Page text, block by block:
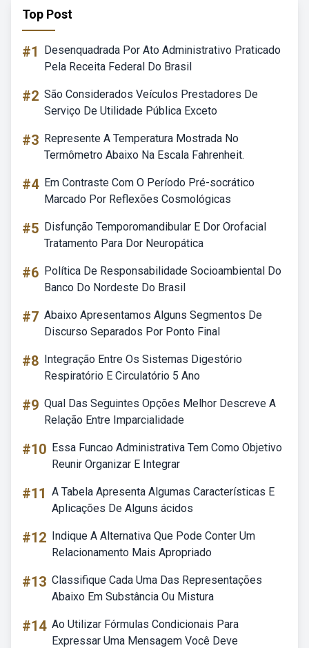
Top Post
#1
Desenquadrada Por Ato Administrativo Praticado
Pela Receita Federal Do Brasil
#2 São Considerados Veículos Prestadores De
Serviço De Utilidade Pública Exceto
#3 Represente A Temperatura Mostrada No
Termômetro Abaixo Na Escala Fahrenheit.
#4 Em Contraste Com O Período Pré-socrático
Marcado Por Reflexões Cosmológicas
#5 Disfunção Temporomandibular E Dor Orofacial
Tratamento Para Dor Neuropática
#6 Política De Responsabilidade Socioambiental Do
Banco Do Nordeste Do Brasil
#7 Abaixo Apresentamos Alguns Segmentos De
Discurso Separados Por Ponto Final
#8 Integração Entre Os Sistemas Digestório
Respiratório E Circulatório 5 Ano
#9 Qual Das Seguintes Opções Melhor Descreve A
Relação Entre Imparcialidade
#10 Essa Funcao Administrativa Tem Como Objetivo
Reunir Organizar E Integrar
#11 A Tabela Apresenta Algumas Características E
Aplicações De Alguns ácidos
#12 Indique A Alternativa Que Pode Conter Um
Relacionamento Mais Apropriado
#13 Classifique Cada Uma Das Representações
Abaixo Em Substância Ou Mistura
#14 Ao Utilizar Fórmulas Condicionais Para
Expressar Uma Mensagem Você Deve